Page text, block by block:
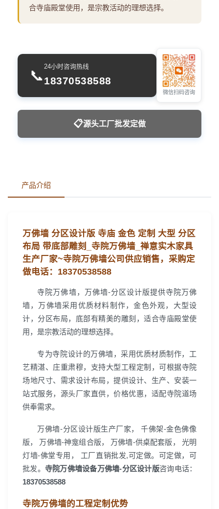
合寺庙殿堂使用，是宗教活动的理想选择。
📞
24小时咨询热线
18370538588
微信扫码咨询
📋源头工厂批发定做
产品介绍
万佛墙 分区设计版 寺庙 金色 定制 大型 分区
布局 带底部雕刻_寺院万佛墙_禅意实木家具
生产厂家~寺院万佛墙公司供应销售， 采购定
做电话： 18370538588
寺院万佛墙，万佛墙-分区设计版提供寺院万佛
墙，万佛墙采用优质材料制作，金色外观，大型设
计，分区布局，底部有精美的雕刻，适合寺庙殿堂使
用，是宗教活动的理想选择。
专为寺院设计的万佛墙，采用优质材质制作，工
艺精湛、庄重肃穆，支持大型工程定制，可根据寺院
场地尺寸、需求设计布局，提供设计、生产、安装一
站式服务，源头厂家直供，价格优惠，适配寺院道场
供奉需求。
万佛墙-分区设计版生产厂家， 千佛架-金色佛像
版， 万佛墙-神龛组合版， 万佛墙-供桌配套版， 光明
灯墙-佛堂专用， 工厂直销批发,可定做。可定做，可
批发。 寺院万佛墙设备万佛墙-分区设计版咨询电话：
18370538588
寺院万佛墙的工程定制优势